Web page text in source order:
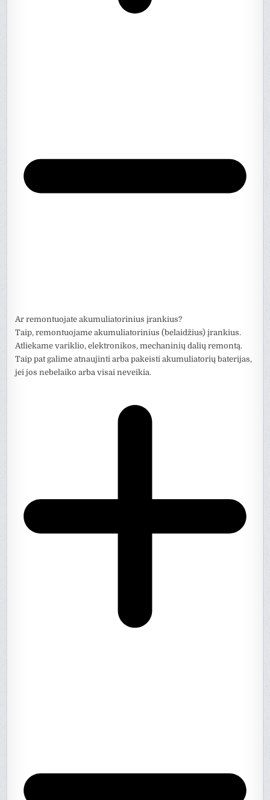
Ar remontuojate akumuliatorinius įrankius?
Taip, remontuojame akumuliatorinius (belaidžius) įrankius.
Atliekame variklio, elektronikos, mechaninių dalių remontą.
Taip pat galime atnaujinti arba pakeisti akumuliatorių baterijas,
jei jos nebelaiko arba visai neveikia.